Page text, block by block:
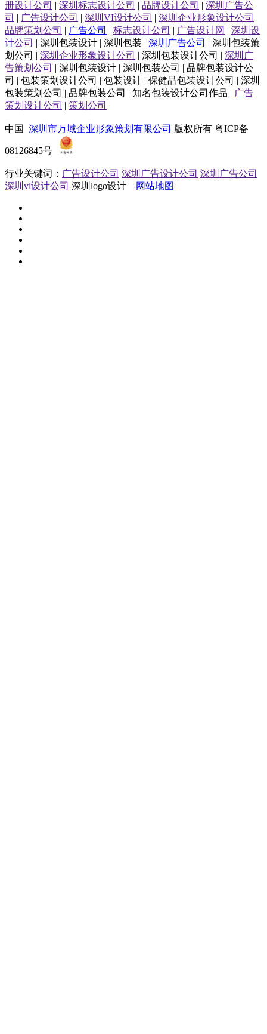
册设计公司 | 深圳标志设计公司 | 品牌设计公司 | 深圳广告公
司 | 广告设计公司 | 深圳VI设计公司 | 深圳企业形象设计公司 |
品牌策划公司 | 广告公司 | 标志设计公司 | 广告设计网 | 深圳设
计公司 | 深圳包装设计 | 深圳包装 | 深圳广告公司 | 深圳包装策
划公司 | 深圳企业形象设计公司 | 深圳包装设计公司 | 深圳广
告策划公司 | 深圳包装设计 | 深圳包装公司 | 品牌包装设计公
司 | 包装策划设计公司 | 包装设计 | 保健品包装设计公司 | 深圳
包装策划公司 | 品牌包装公司 | 知名包装设计公司作品 | 广告
策划设计公司 | 策划公司
中国_ 深圳市万域企业形象策划有限公司 版权所有 粤ICP备
08126845号
行业关键词： 广告设计公司 深圳广告设计公司 深圳广告公司
深圳vi设计公司 深圳logo设计 网站地图